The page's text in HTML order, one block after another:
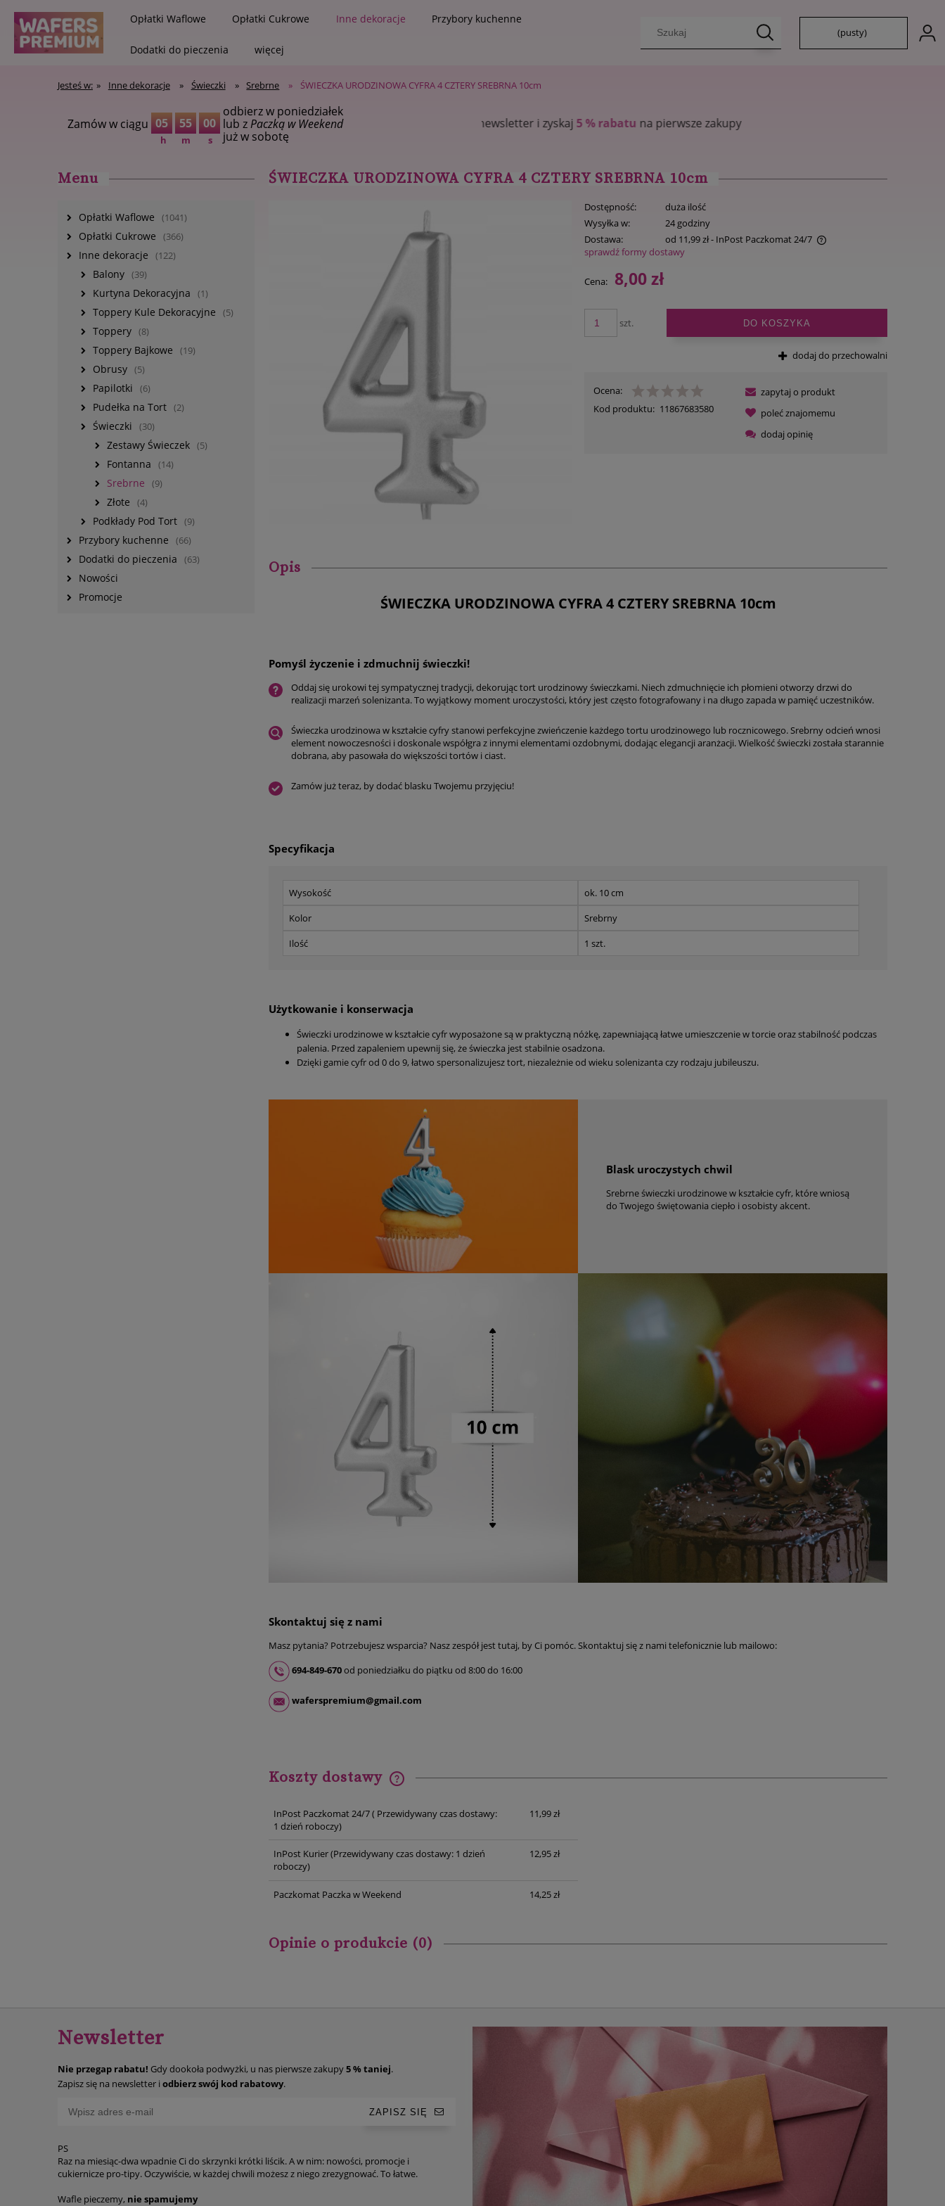
Opłatki Waflowe Opłatki Cukrowe Inne dekoracje Przybory kuchenne
Dodatki do pieczenia więcej
(pusty)
Jesteś w: » Inne dekoracje » Świeczki » Srebrne » ŚWIECZKA URODZINOWA CYFRA 4 CZTERY SREBRNA 10cm
Zamów w ciągu 05
h
54
m
59
s
odbierz w poniedziałek
lub zPaczką w Weekend
już w sobotę
Zapisz się na newsletter i zyskaj na pierwsze zakupy
Menu
Opłatki Waflowe (1041)
Opłatki Cukrowe (366)
Inne dekoracje (122)
Balony (39)
Kurtyna Dekoracyjna (1)
Toppery Kule Dekoracyjne (5)
Toppery (8)
Toppery Bajkowe (19)
Obrusy (5)
Papilotki (6)
Pudełka na Tort (2)
Świeczki (30)
Zestawy Świeczek (5)
Fontanna (14)
Srebrne (9)
Złote (4)
Podkłady Pod Tort (9)
Przybory kuchenne (66)
Dodatki do pieczenia (63)
Nowości
Promocje
ŚWIECZKA URODZINOWA CYFRA 4 CZTERY SREBRNA 10cm
Dostępność:
duża ilość
Wysyłka w:
24 godziny
Dostawa:
od 11,99 zł- InPost Paczkomat 24/7
Cena nie zawiera ewentualnych kosztów
płatności
sprawdź formy dostawy
Cena: 8,00 zł
szt. DO KOSZYKA
dodaj do przechowalni
Ocena:
Kod produktu: 11867683580
zapytaj o produkt
poleć znajomemu
dodaj opinię
Opis
ŚWIECZKA URODZINOWA CYFRA 4 CZTERY SREBRNA 10cm
Pomyśl życzenie i zdmuchnij świeczki!
Oddaj się urokowi tej sympatycznej tradycji, dekorując tort urodzinowy świeczkami. Niech zdmuchnięcie ich płomieni otworzy drzwi do
realizacji marzeń solenizanta. To wyjątkowy moment uroczystości, który jest często fotografowany i na długo zapada w pamięć uczestników.
Świeczka urodzinowa w kształcie cyfry stanowi perfekcyjne zwieńczenie każdego tortu urodzinowego lub rocznicowego. Srebrny odcień wnosi
element nowoczesności i doskonale współgra z innymi elementami ozdobnymi, dodając elegancji aranżacji. Wielkość świeczki została starannie
dobrana, aby pasowała do większości tortów i ciast.
Zamów już teraz, by dodać blasku Twojemu przyjęciu!
Specyfikacja
Wysokość
ok. 10 cm
Kolor
Srebrny
Ilość
1 szt.
Użytkowanie i konserwacja
Świeczki urodzinowe w kształcie cyfr wyposażone są w praktyczną nóżkę, zapewniającą łatwe umieszczenie w torcie oraz stabilność podczas
palenia. Przed zapaleniem upewnij się, że świeczka jest stabilnie osadzona.
Dzięki gamie cyfr od 0 do 9, łatwo spersonalizujesz tort, niezależnie od wieku solenizanta czy rodzaju jubileuszu.
Blask uroczystych chwil
Srebrne świeczki urodzinowe w kształcie cyfr, które wniosą
do Twojego świętowania ciepło i osobisty akcent.
Skontaktuj się z nami
Masz pytania? Potrzebujesz wsparcia? Nasz zespół jest tutaj, by Ci pomóc. Skontaktuj się z nami telefonicznie lub mailowo:
694-849-670od poniedziałku do piątku od 8:00 do 16:00
waferspremium@gmail.com
Koszty dostawy
Cena nie zawiera ewentualnych
InPost Paczkomat 24/7( Przewidywany czas dostawy:
1 dzień roboczy)
11,99 zł
InPost Kurier(Przewidywany czas dostawy: 1 dzień
roboczy)
12,95 zł
Paczkomat Paczka w Weekend 14,25 zł
Opinie o produkcie (0)
Newsletter
Nie przegap rabatu! Gdy dookoła podwyżki, u nas pierwsze zakupy5 % taniej.
Zapisz się na newsletter i odbierz swój kod rabatowy.
ZAPISZ SIĘ
PS
Raz na miesiąc-dwa wpadnie Ci do skrzynki krótki liścik. A w nim: nowości, promocje i
cukiernicze pro-tipy. Oczywiście, w każdej chwili możesz z niego zrezygnować. To łatwe.
Wafle pieczemy, nie spamujemy